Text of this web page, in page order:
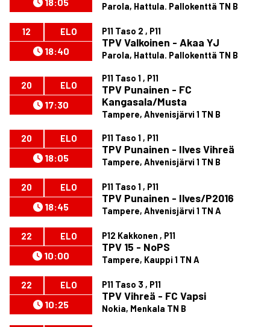
18:05 Parola, Hattula. Pallokenttä TN B
12 ELO
18:40
P11 Taso 2 , P11
TPV Valkoinen - Akaa YJ
Parola, Hattula. Pallokenttä TN B
20 ELO
17:30
P11 Taso 1 , P11
TPV Punainen - FC
Kangasala/Musta
Tampere, Ahvenisjärvi 1 TN B
20 ELO
18:05
P11 Taso 1 , P11
TPV Punainen - Ilves Vihreä
Tampere, Ahvenisjärvi 1 TN B
20 ELO
18:45
P11 Taso 1 , P11
TPV Punainen - Ilves/P2016
Tampere, Ahvenisjärvi 1 TN A
22 ELO
10:00
P12 Kakkonen , P11
TPV 15 - NoPS
Tampere, Kauppi 1 TN A
22 ELO
10:25
P11 Taso 3 , P11
TPV Vihreä - FC Vapsi
Nokia, Menkala TN B